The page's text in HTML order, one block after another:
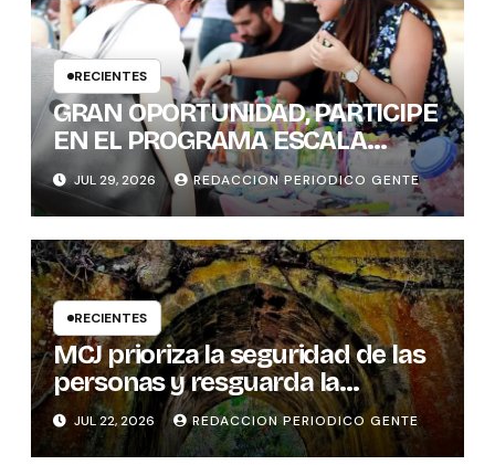
RECIENTES
GRAN OPORTUNIDAD, PARTICIPE
EN EL PROGRAMA ESCALA
PYME SOSTENIBLE
JUL 29, 2026 REDACCION PERIODICO GENTE
RECIENTES
MCJ prioriza la seguridad de las
personas y resguarda la
memoria histórica del puente
sobre el río Tures
JUL 22, 2026 REDACCION PERIODICO GENTE